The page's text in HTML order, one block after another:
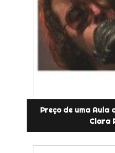
Preço de uma Aula
Clara